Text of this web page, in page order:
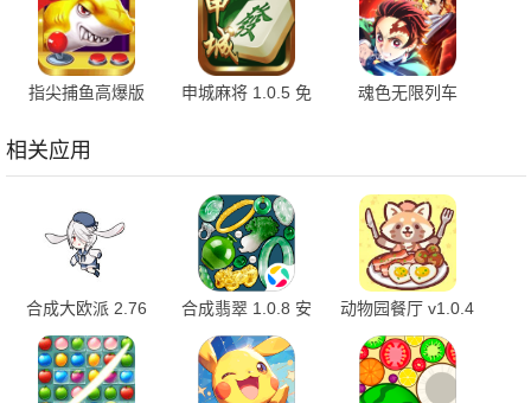
指尖捕鱼高爆版
申城麻将 1.0.5 免
魂色无限列车
相关应用
合成大欧派 2.76
官方版
合成翡翠 1.0.8 安
卓版
动物园餐厅 v1.0.4
最新版